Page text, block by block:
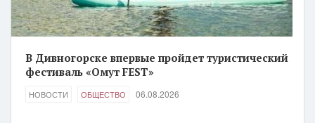
В Дивногорске впервые пройдет туристический
фестиваль «Омут FEST»
НОВОСТИ ОБЩЕСТВО 06.08.2026